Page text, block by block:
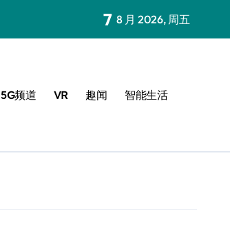
7 8 月 2026, 周五
5G频道 VR 趣闻 智能生活